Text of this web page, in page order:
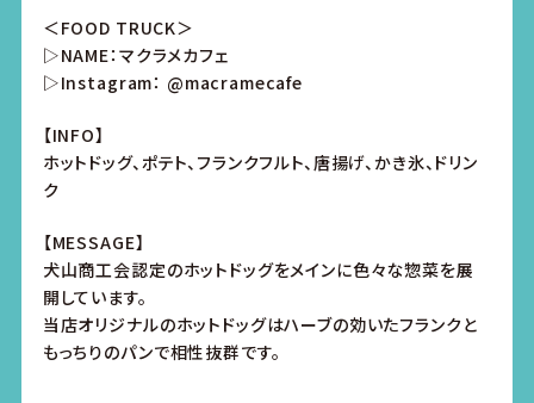
＜FOOD TRUCK＞
▷NAME：マクラメカフェ
▷Instagram： @macramecafe
【INFO】
ホットドッグ、ポテト、フランクフルト、唐揚げ、かき氷、ドリン
ク
【MESSAGE】
犬山商工会認定のホットドッグをメインに色々な惣菜を展
開しています。
当店オリジナルのホットドッグはハーブの効いたフランクと
もっちりのパンで相性抜群です。